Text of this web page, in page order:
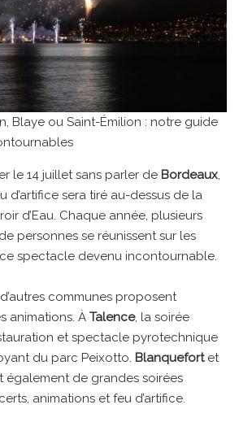
Blaye ou Saint-Émilion : notre guide
le 14 juillet sans parler de Bordeaux,
d’artifice sera tiré au-dessus de la
d’Eau. Chaque année, plusieurs
personnes se réunissent sur les
spectacle devenu incontournable.
communes proposent
animations. À Talence, la soirée
et spectacle pyrotechnique
du parc Peixotto. Blanquefortet
également de grandes soirées
animations et feu d’artifice.